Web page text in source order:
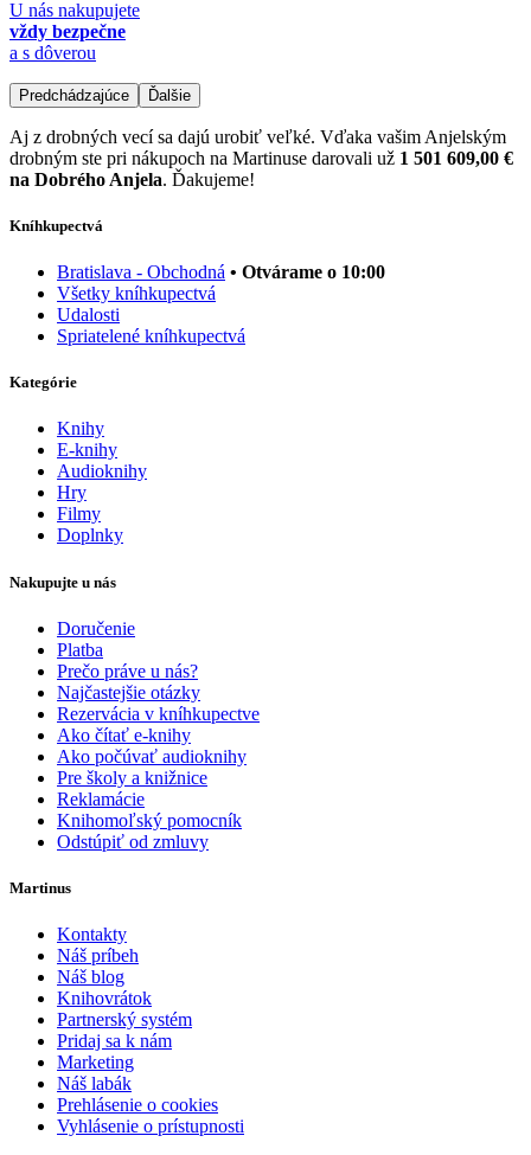
U nás nakupujete
vždy bezpečne
a s dôverou
Predchádzajúce Ďalšie
Aj z drobných vecí sa dajú urobiť veľké. Vďaka vašim Anjelským
drobným ste pri nákupoch na Martinuse darovali už 1 501 609,00 €
na Dobrého Anjela. Ďakujeme!
Kníhkupectvá
Bratislava - Obchodná • Otvárame o 10:00
Všetky kníhkupectvá
Udalosti
Spriatelené kníhkupectvá
Kategórie
Knihy
E-knihy
Audioknihy
Hry
Filmy
Doplnky
Nakupujte u nás
Doručenie
Platba
Prečo práve u nás?
Najčastejšie otázky
Rezervácia v kníhkupectve
Ako čítať e-knihy
Ako počúvať audioknihy
Pre školy a knižnice
Reklamácie
Knihomoľský pomocník
Odstúpiť od zmluvy
Martinus
Kontakty
Náš príbeh
Náš blog
Knihovrátok
Partnerský systém
Pridaj sa k nám
Marketing
Náš labák
Prehlásenie o cookies
Vyhlásenie o prístupnosti